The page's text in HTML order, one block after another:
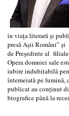
în viața literară și
presă Așii Români”
de Președinte al
Opera domniei sale
iubire indubitabilă
întemeiată pe lumină,
publicat au conținut
biografice până la